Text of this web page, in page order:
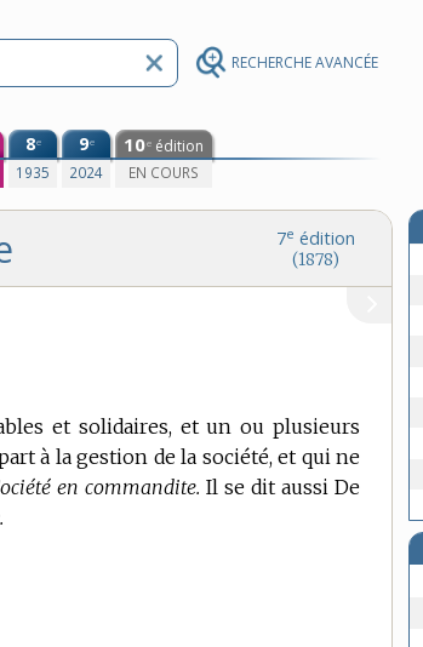
RECHERCHE AVANCÉE
8e
1935
9e
2024
10e édition
EN COURS
7e édition
(1878)
et solidaires, et un ou plusieurs
à la gestion de la société, et qui ne
en commandite. Il se dit aussi De